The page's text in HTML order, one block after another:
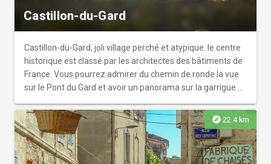
Castillon-du-Gard
Castillon-du-Gard, joli village perché et atypique. le centre
historique est classé par les architectes des bâtiments de
France. Vous pourrez admirer du chemin de ronde la vue
sur le Pont du Gard et avoir un panorama sur la garrigue et
explore 22.4 km